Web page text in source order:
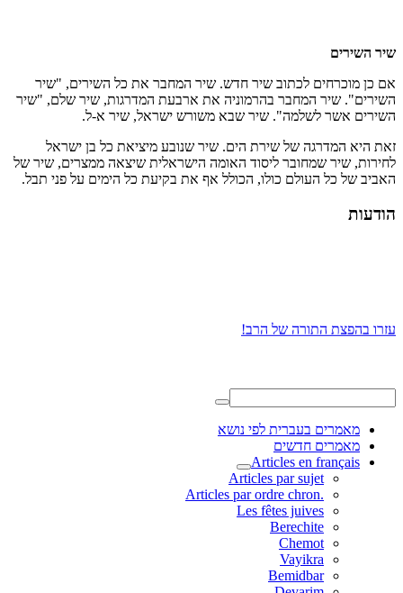
שיר השירים
אם כן מוכרחים לכתוב שיר חדש. שיר המחבר את כל השירים, "שיר
השירים". שיר המחבר בהרמוניה את ארבעת המדרגות, שיר שלם, "שיר
השירים אשר לשלמה". שיר שבא משורש ישראל, שיר א-ל.
זאת היא המדרגה של שירת הים. שיר שנובע מיציאת כל בן ישראל
לחירות, שיר שמחובר ליסוד האומה הישראלית שיצאה ממצרים, שיר של
האביב של כל העולם כולו, הכולל אף את בקיעת כל הימים על פני תבל.
הודעות
עזרו בהפצת התורה של הרב!
מאמרים בעברית לפי נושא
מאמרים חדשים
Articles en français
Articles par sujet
.Articles par ordre chron
Les fêtes juives
Berechite
Chemot
Vayikra
Bemidbar